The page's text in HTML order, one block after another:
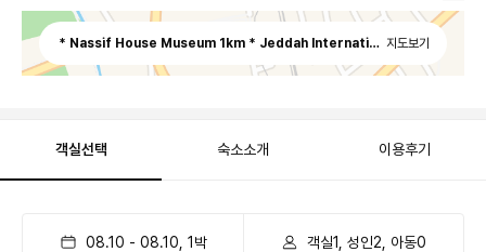
* Nassif House Museum 1km * Jeddah International Exhibition
지도보기
객실선택 숙소소개 이용후기
08.10 - 08.10 1 박 객실1, 성인2, 아동0